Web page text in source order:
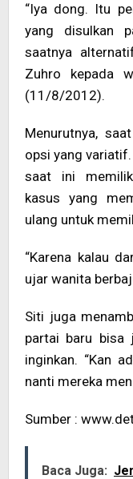
“Iya dong. Itu
yang disulkan
saatnya
Zuhro kepada
(11/8/2012).
Menurutnya,
opsi yang
saat ini
kasus yang
ulang untuk
“Karena kalau
ujar wanita
Siti juga
partai baru bisa
inginkan. “Kan
nanti mereka
Sumber :
Baca Juga: